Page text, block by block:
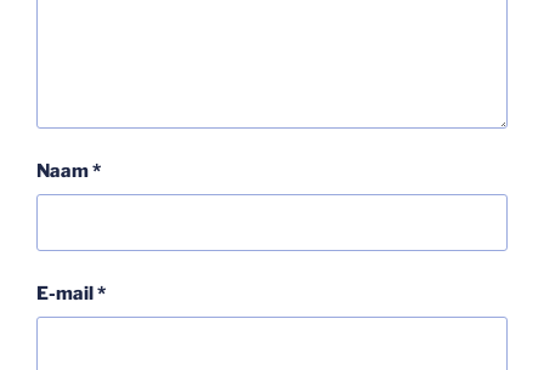
Naam*
E-mail*